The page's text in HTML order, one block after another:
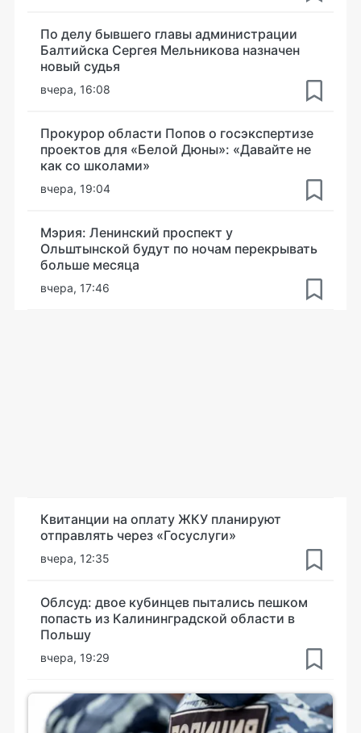
По делу бывшего главы администрации
Балтийска Сергея Мельникова назначен
новый судья
вчера, 16:08
Прокурор области Попов о госэкспертизе
проектов для «Белой Дюны»: «Давайте не
как со школами»
вчера, 19:04
Мэрия: Ленинский проспект у
Ольштынской будут по ночам перекрывать
больше месяца
вчера, 17:46
Квитанции на оплату ЖКУ планируют
отправлять через «Госуслуги»
вчера, 12:35
Облсуд: двое кубинцев пытались пешком
попасть из Калининградской области в
Польшу
вчера, 19:29